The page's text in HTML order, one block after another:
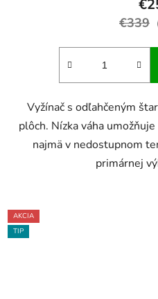
€339
Vyžínač s odľahčeným
plôch. Nízka váha
najmä v nedostupnom
primárnej
AKCIA
TIP